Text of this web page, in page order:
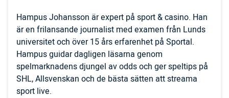
Hampus Johansson är expert på sport & casino. Han
är en frilansande journalist med examen från Lunds
universitet och över 15 års erfarenhet på Sportal.
Hampus guidar dagligen läsarna genom
spelmarknadens djungel av odds och ger speltips på
SHL, Allsvenskan och de bästa sätten att streama
sport live.